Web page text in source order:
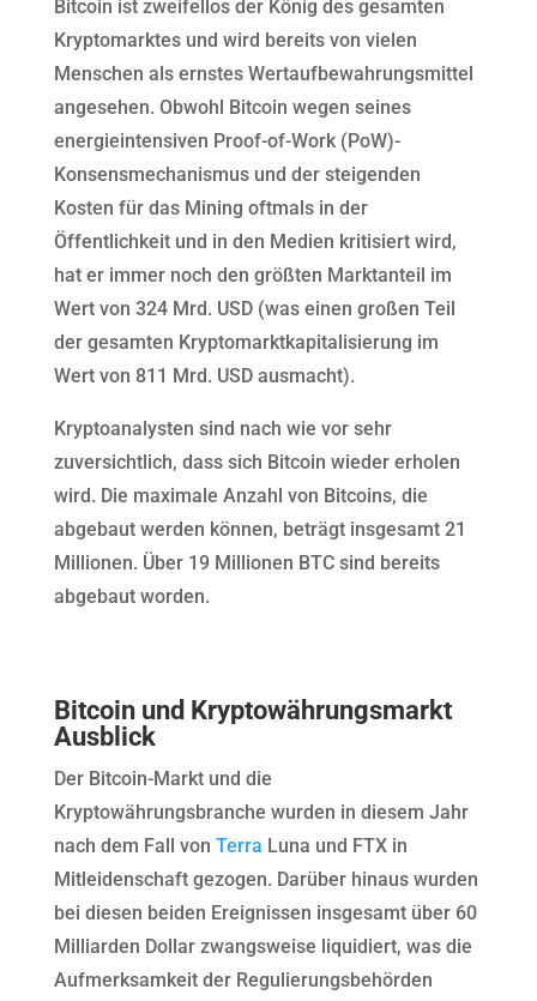
Bitcoin ist zweifellos der König des gesamten
Kryptomarktes und wird bereits von vielen
Menschen als ernstes Wertaufbewahrungsmittel
angesehen. Obwohl Bitcoin wegen seines
energieintensiven Proof-of-Work (PoW)-
Konsensmechanismus und der steigenden
Kosten für das Mining oftmals in der
Öffentlichkeit und in den Medien kritisiert wird,
hat er immer noch den größten Marktanteil im
Wert von 324 Mrd. USD (was einen großen Teil
der gesamten Kryptomarktkapitalisierung im
Wert von 811 Mrd. USD ausmacht).
Kryptoanalysten sind nach wie vor sehr
zuversichtlich, dass sich Bitcoin wieder erholen
wird. Die maximale Anzahl von Bitcoins, die
abgebaut werden können, beträgt insgesamt 21
Millionen. Über 19 Millionen BTC sind bereits
abgebaut worden.
Bitcoin und Kryptowährungsmarkt
Ausblick
Der Bitcoin-Markt und die
Kryptowährungsbranche wurden in diesem Jahr
nach dem Fall von Terra Luna und FTX in
Mitleidenschaft gezogen. Darüber hinaus wurden
bei diesen beiden Ereignissen insgesamt über 60
Milliarden Dollar zwangsweise liquidiert, was die
Aufmerksamkeit der Regulierungsbehörden